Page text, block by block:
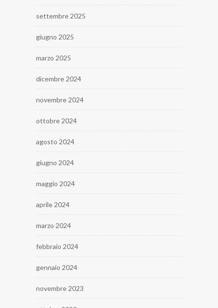
settembre 2025
giugno 2025
marzo 2025
dicembre 2024
novembre 2024
ottobre 2024
agosto 2024
giugno 2024
maggio 2024
aprile 2024
marzo 2024
febbraio 2024
gennaio 2024
novembre 2023